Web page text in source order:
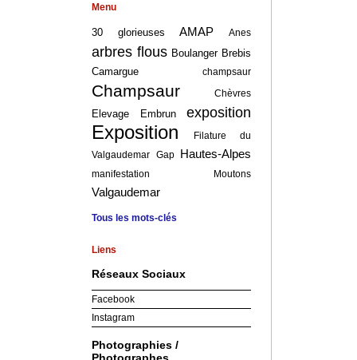
Menu
30 glorieuses AMAP Anes
arbres flous Boulanger Brebis
Camargue
champsaur
Champsaur Chèvres
Elevage Embrun exposition
Exposition
Filature du
Valgaudemar Gap Hautes-Alpes
manifestation Moutons
Valgaudemar
Tous les mots-clés
Liens
Réseaux Sociaux
Facebook
Instagram
Photographies /